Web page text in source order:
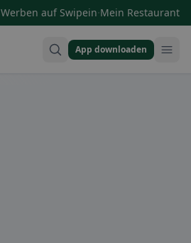
Werben auf Swipein·Mein Restaurant
App downloaden